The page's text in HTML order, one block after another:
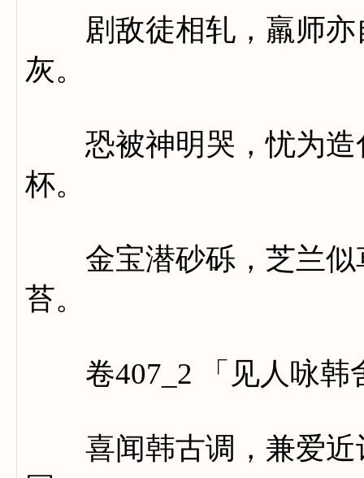
剧敌徒相轧，羸师亦
灰。
恐被神明哭，忧为造
杯。
金宝潜砂砾，芝兰似
苔。
卷407_2 「见人咏韩
喜闻韩古调，兼爱近